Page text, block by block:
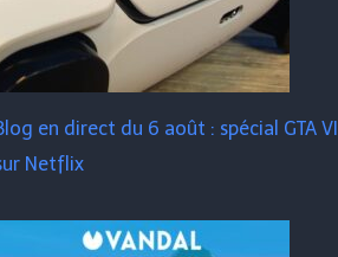
en direct du 6 août : spécial GTA VI
Netflix